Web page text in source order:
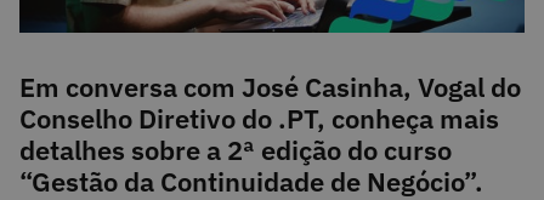
Em conversa com José Casinha, Vogal do
Conselho Diretivo do .PT, conheça mais
detalhes sobre a 2ª edição do curso
“Gestão da Continuidade de Negócio”.